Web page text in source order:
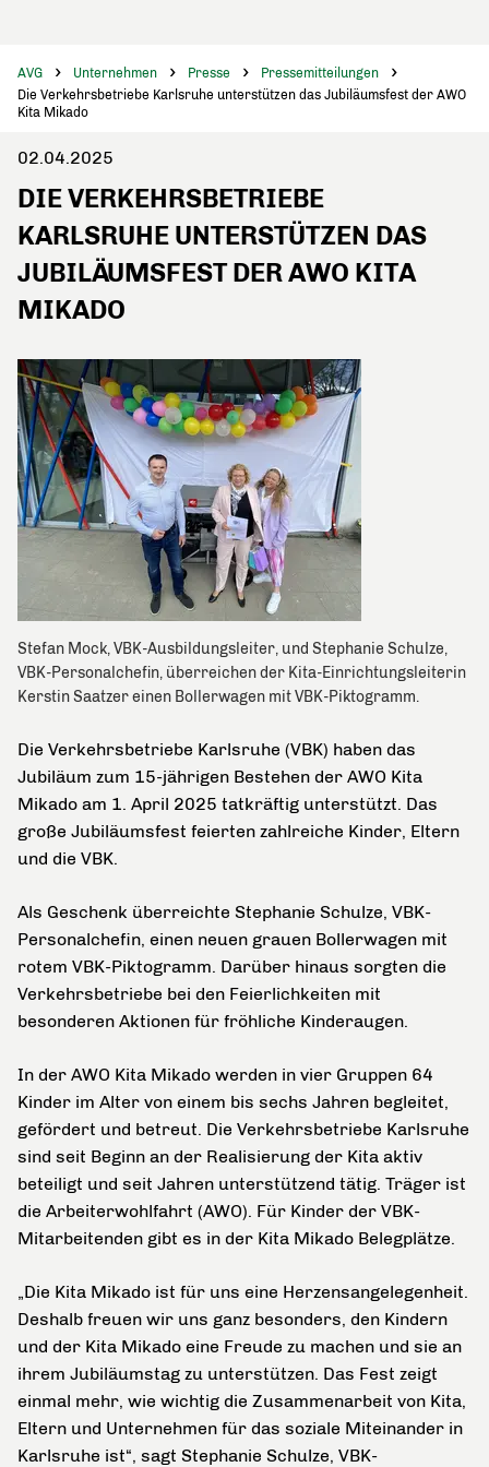
AVG Unternehmen Presse
Pressemitteilungen
Die Verkehrsbetriebe Karlsruhe unterstützen das Jubiläumsfest der AWO
Kita Mikado
02.04.2025
DIE VERKEHRSBETRIEBE
KARLSRUHE UNTERSTÜTZEN DAS
JUBILÄUMSFEST DER AWO KITA
MIKADO
Stefan Mock, VBK-Ausbildungsleiter, und Stephanie Schulze,
VBK-Personalchefin, überreichen der Kita-Einrichtungsleiterin
Kerstin Saatzer einen Bollerwagen mit VBK-Piktogramm.
Die Verkehrsbetriebe Karlsruhe (VBK) haben das
Jubiläum zum 15-jährigen Bestehen der AWO Kita
Mikado am 1. April 2025 tatkräftig unterstützt. Das
große Jubiläumsfest feierten zahlreiche Kinder, Eltern
und die VBK.
Als Geschenk überreichte Stephanie Schulze, VBK-
Personalchefin, einen neuen grauen Bollerwagen mit
rotem VBK-Piktogramm. Darüber hinaus sorgten die
Verkehrsbetriebe bei den Feierlichkeiten mit
besonderen Aktionen für fröhliche Kinderaugen.
In der AWO Kita Mikado werden in vier Gruppen 64
Kinder im Alter von einem bis sechs Jahren begleitet,
gefördert und betreut. Die Verkehrsbetriebe Karlsruhe
sind seit Beginn an der Realisierung der Kita aktiv
beteiligt und seit Jahren unterstützend tätig. Träger ist
die Arbeiterwohlfahrt (AWO). Für Kinder der VBK-
Mitarbeitenden gibt es in der Kita Mikado Belegplätze.
„Die Kita Mikado ist für uns eine Herzensangelegenheit.
Deshalb freuen wir uns ganz besonders, den Kindern
und der Kita Mikado eine Freude zu machen und sie an
ihrem Jubiläumstag zu unterstützen. Das Fest zeigt
einmal mehr, wie wichtig die Zusammenarbeit von Kita,
Eltern und Unternehmen für das soziale Miteinander in
Karlsruhe ist“, sagt Stephanie Schulze, VBK-